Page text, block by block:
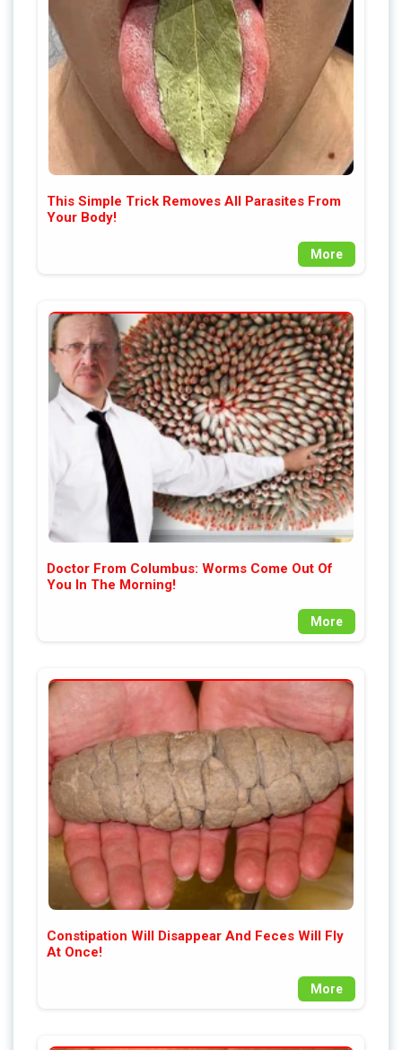
This Simple Trick Removes All Parasites From
Your Body!
More
Doctor From Columbus: Worms Come Out Of
You In The Morning!
More
Constipation Will Disappear And Feces Will Fly
At Once!
More